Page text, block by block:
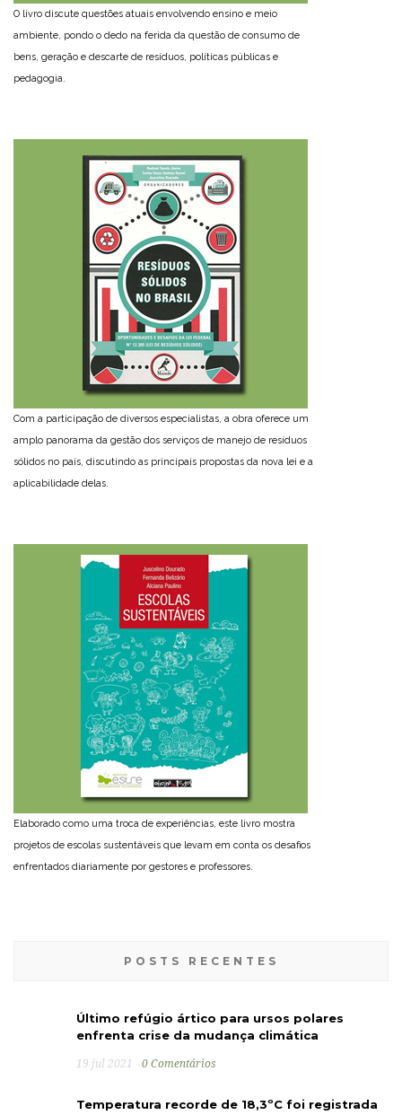
O livro discute questões atuais envolvendo ensino e meio
ambiente, pondo o dedo na ferida da questão de consumo de
bens, geração e descarte de resíduos, políticas públicas e
pedagogia.
Com a participação de diversos especialistas, a obra oferece um
amplo panorama da gestão dos serviços de manejo de resíduos
sólidos no país, discutindo as principais propostas da nova lei e a
aplicabilidade delas.
Elaborado como uma troca de experiências, este livro mostra
projetos de escolas sustentáveis que levam em conta os desafios
enfrentados diariamente por gestores e professores.
POSTS RECENTES
Último refúgio ártico para ursos polares
enfrenta crise da mudança climática
19 jul 2021 0 Comentários
Temperatura recorde de 18,3ºC foi registrada